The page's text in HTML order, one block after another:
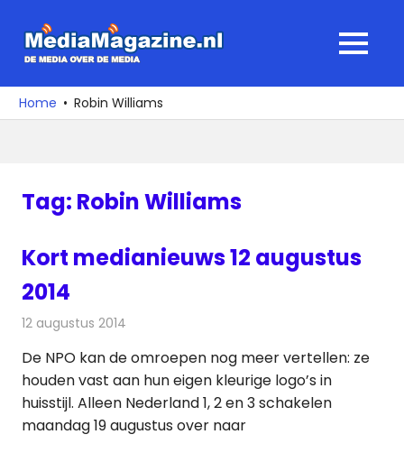
naar
media
over
MENU
Home Robin Williams
Tag: Robin Williams
Kort medianieuws 12 augustus
2014
12 augustus 2014
De NPO kan de omroepen nog meer vertellen: ze
houden vast aan hun eigen kleurige logo’s in
huisstijl. Alleen Nederland 1, 2 en 3 schakelen
maandag 19 augustus over naar